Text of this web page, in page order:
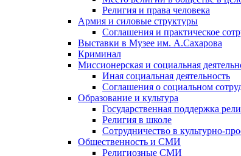
Религия и права человека
Армия и силовые структуры
Соглашения и практическое
Выставки в Музее им. А.Сахарова
Криминал
Миссионерская и социальная
Иная социальная деятельность
Соглашения о социальном
Образование и культура
Государственная поддержка
Религия в школе
Сотрудничество в культурно-
Общественность и СМИ
Религиозные СМИ